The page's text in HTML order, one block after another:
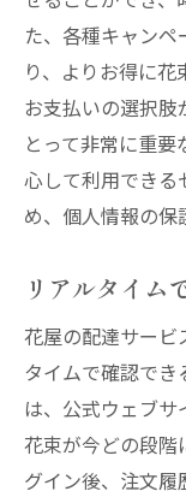
た、各種キャン
り、よりお得に花
お支払いの選択
とって非常に重
心して利用できる
め、個人情報の保
リアルタイム
花屋の配達サービ
タイムで確認でき
は、公式ウェブ
花束が今どの段階
グイン後、注文